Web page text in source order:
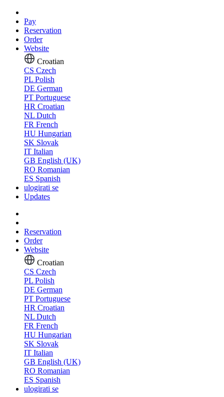
Pay
Reservation
Order
Website
Croatian
CS Czech
PL Polish
DE German
PT Portuguese
HR Croatian
NL Dutch
FR French
HU Hungarian
SK Slovak
IT Italian
GB English (UK)
RO Romanian
ES Spanish
ulogirati se
Updates
Reservation
Order
Website
Croatian
CS Czech
PL Polish
DE German
PT Portuguese
HR Croatian
NL Dutch
FR French
HU Hungarian
SK Slovak
IT Italian
GB English (UK)
RO Romanian
ES Spanish
ulogirati se